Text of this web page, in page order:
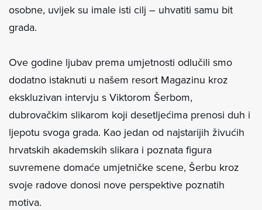
osobne, uvijek su imale isti cilj – uhvatiti samu bit
grada.
Ove godine ljubav prema umjetnosti odlučili smo
dodatno istaknuti u našem resort Magazinu kroz
ekskluzivan intervju s Viktorom Šerbom,
dubrovačkim slikarom koji desetljećima prenosi duh i
ljepotu svoga grada. Kao jedan od najstarijih živućih
hrvatskih akademskih slikara i poznata figura
suvremene domaće umjetničke scene, Šerbu kroz
svoje radove donosi nove perspektive poznatih
motiva.